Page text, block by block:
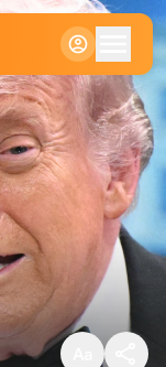
Klein
Standaard
Groot